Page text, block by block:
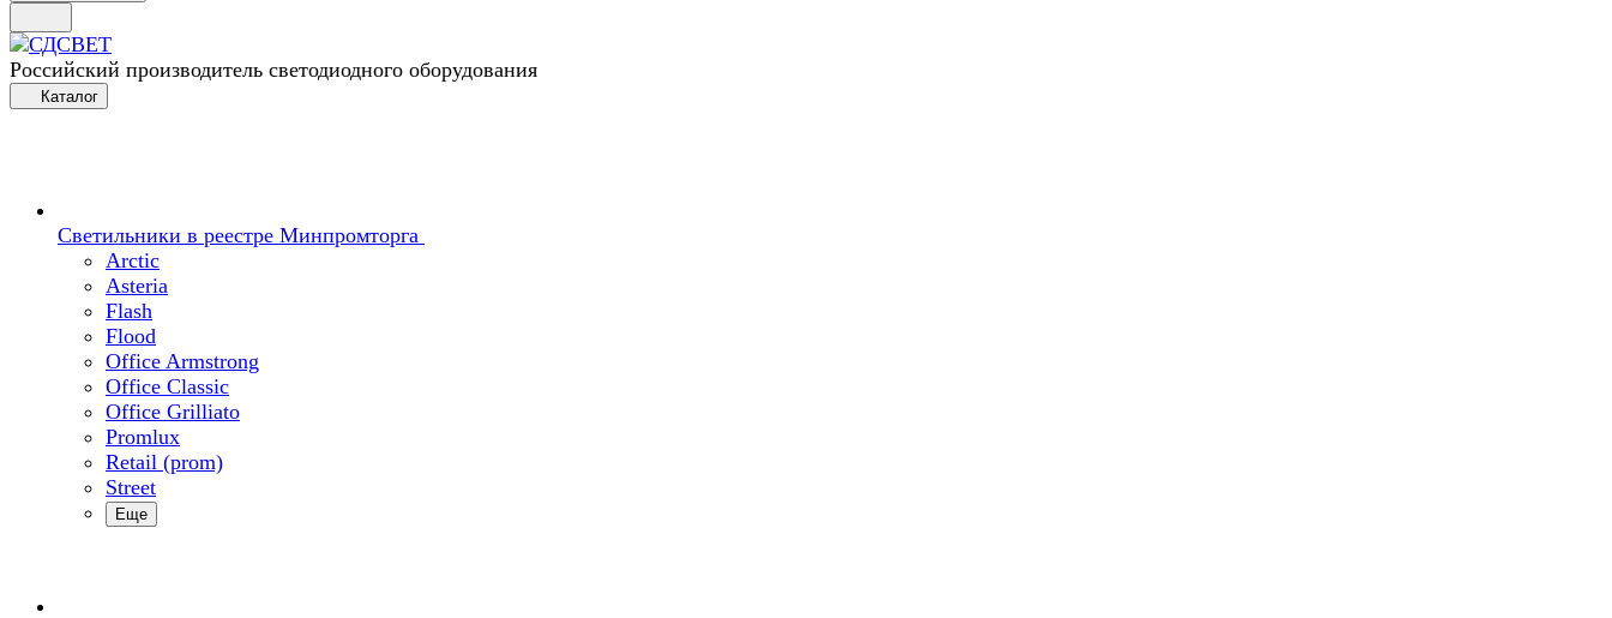
Российский производитель светодиодного оборудования
Каталог
Светильники в реестре Минпромторга
Arctic
Asteria
Flash
Flood
Office Armstrong
Office Classic
Office Grilliato
Promlux
Retail (prom)
Street
Еще